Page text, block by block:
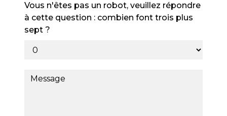
Vous n'êtes pas un robot, veuillez répondre
à cette question : combien font trois plus
sept ?